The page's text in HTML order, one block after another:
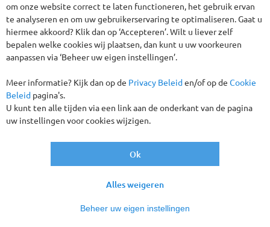
We zijn bij Effeweg.nl trots op deze prachtige excursiereis
naar de Italiaanse streken Emilia-Romagna en Le Marche aan
indrukwekkende kuststreek met mooie stranden, maar gaan
ook het prachtige binnenland van Italië uitgebreid
en Ravenna en de pittoreske stadjes Loreta en Urbino. Ook
bewonderen en mee gaan naar het ministaatje San Marino.
om onze website correct te laten functioneren, het gebruik ervan
te analyseren en om uw gebruikerservaring te optimaliseren. Gaat u
hiermee akkoord? Klik dan op ‘Accepteren’. Wilt u liever zelf
bepalen welke cookies wij plaatsen, dan kunt u uw voorkeuren
aanpassen via ‘Beheer uw eigen instellingen’.
Meer informatie? Kijk dan op de Privacy Beleiden/of op de Cookie
Beleid pagina's.
U kunt ten alle tijden via een link aan de onderkant van de pagina
uw instellingen voor cookies wijzigen.
Beheer uw eigen instellingen
Alles weigeren
Ok